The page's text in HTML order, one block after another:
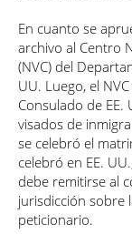
En cuanto se
archivo al Centro
(NVC) del
UU. Luego, el
Consulado de EE.
visados de
se celebró el
celebró en EE.
debe remitirse al
jurisdicción sobre
peticionario.